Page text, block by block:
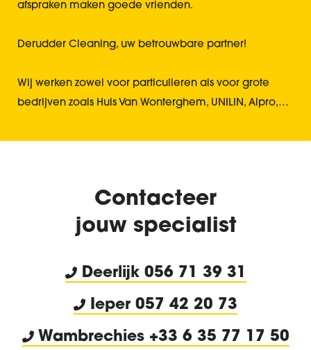
afspraken maken goede vrienden.
Derudder Cleaning, uw betrouwbare partner!
Wij werken zowel voor particulieren als voor grote
bedrijven zoals Huis Van Wonterghem, UNILIN, Alpro,…
Contacteer
jouw specialist
Deerlijk 056 71 39 31
Ieper 057 42 20 73
Wambrechies +33 6 35 77 17 50